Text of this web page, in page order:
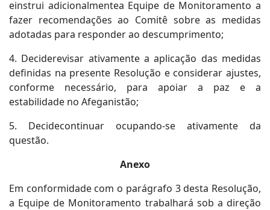
einstrui adicionalmentea Equipe de Monitoramento a
fazer recomendações ao Comitê sobre as medidas
adotadas para responder ao descumprimento;
4. Deciderevisar ativamente a aplicação das medidas
definidas na presente Resolução e considerar ajustes,
conforme necessário, para apoiar a paz e a
estabilidade no Afeganistão;
5. Decidecontinuar ocupando-se ativamente da
questão.
Anexo
Em conformidade com o parágrafo 3 desta Resolução,
a Equipe de Monitoramento trabalhará sob a direção